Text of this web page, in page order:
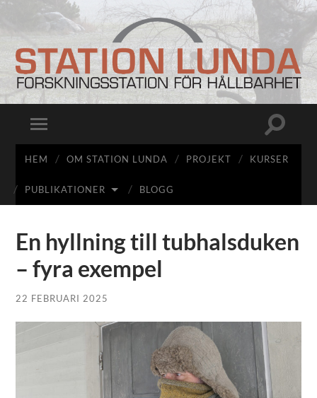
Station
Lunda
Slå
på/av
mobilmeny
Slå
HEM OM STATION LUNDA PROJEKT KURSER
PUBLIKATIONER BLOGG
En hyllning till tubhalsduken
– fyra exempel
22 FEBRUARI 2025